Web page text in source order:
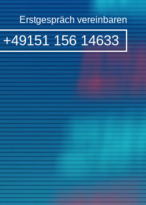
Erstgespräch vereinbaren
+49151 156 14633